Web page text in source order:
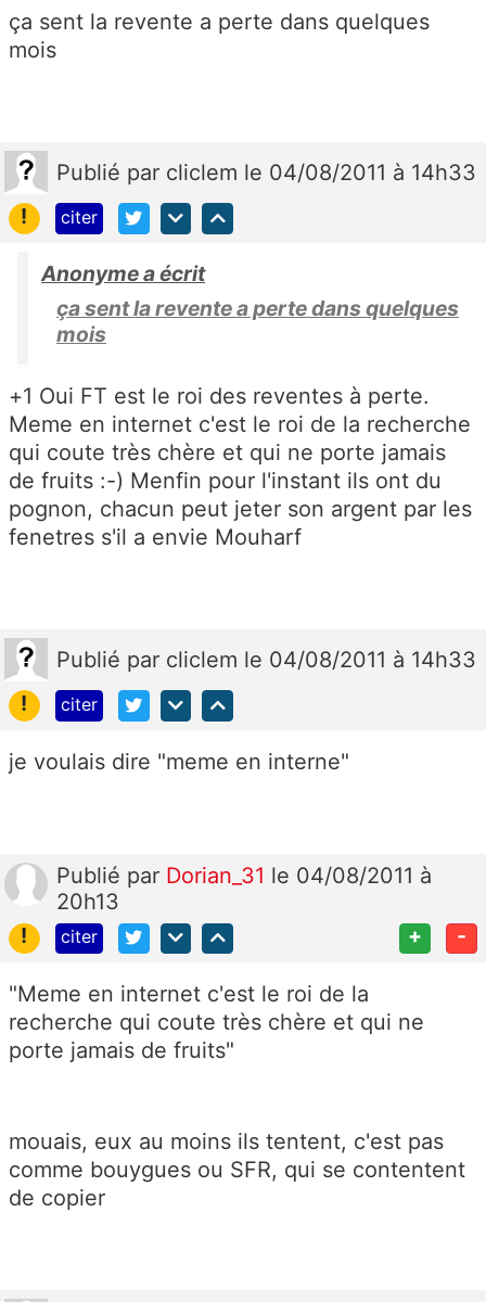
ça sent la revente a perte dans quelques
mois
Publié par cliclem le 04/08/2011 à 14h33
!
citer
Anonyme a écrit
ça sent la revente a perte dans quelques
mois
+1 Oui FT est le roi des reventes à perte.
Meme en internet c'est le roi de la recherche
qui coute très chère et qui ne porte jamais
de fruits :-) Menfin pour l'instant ils ont du
pognon, chacun peut jeter son argent par les
fenetres s'il a envie Mouharf
Publié par cliclem le 04/08/2011 à 14h33
!
citer
je voulais dire "meme en interne"
Publié par Dorian_31 le 04/08/2011 à
20h13
!
citer + -
"Meme en internet c'est le roi de la
recherche qui coute très chère et qui ne
porte jamais de fruits"
mouais, eux au moins ils tentent, c'est pas
comme bouygues ou SFR, qui se contentent
de copier